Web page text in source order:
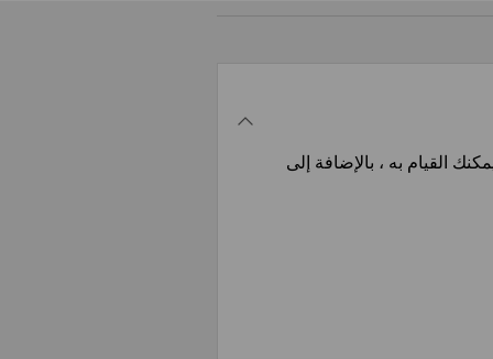
القيام به ، بالإضافة إلى